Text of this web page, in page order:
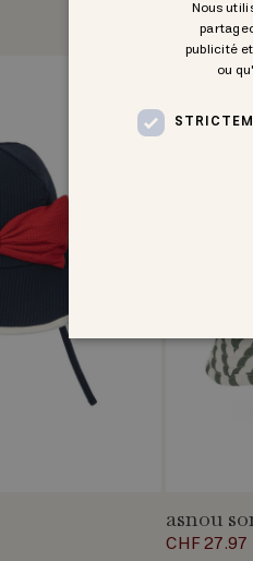
CHF 30.07
30% off
asnou
CHF 27.97
Nous
publicité
ou